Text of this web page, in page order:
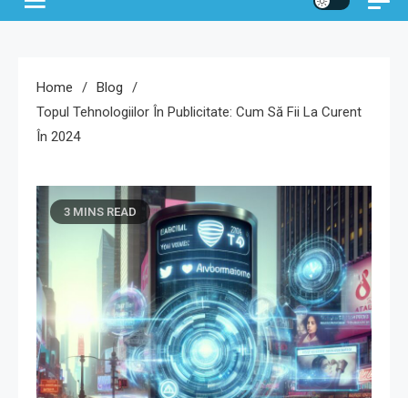
Home
Blog
Topul Tehnologiilor În Publicitate: Cum Să Fii La Curent
În 2024
3 MINS READ